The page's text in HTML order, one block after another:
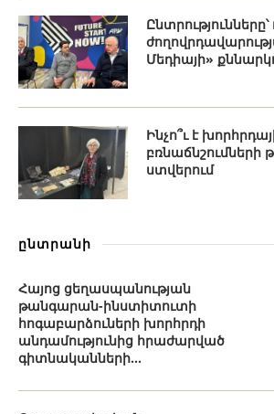
Մեդիայի»
Ինչո՞ւ է
բռնաճնշումների
ստվերում
ընտրանի
Հայոց ցեղասպանության
թանգարան-ինստիտուտի
հոգաբարձուների խորհրդի
անդամությունից հրաժարված
գիտնականների...